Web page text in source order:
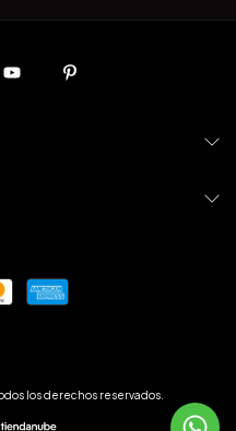
los derechos reservados.